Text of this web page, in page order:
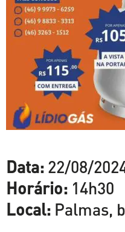
Data: 22/08/
Horário: 14h30
Local: Palmas,